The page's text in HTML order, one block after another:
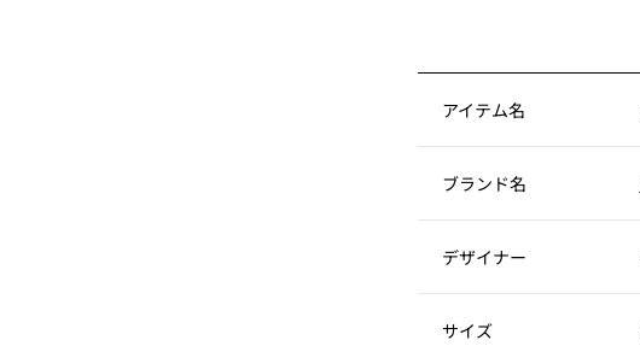
アイテム名
ブランド名
デザイナー
サイズ